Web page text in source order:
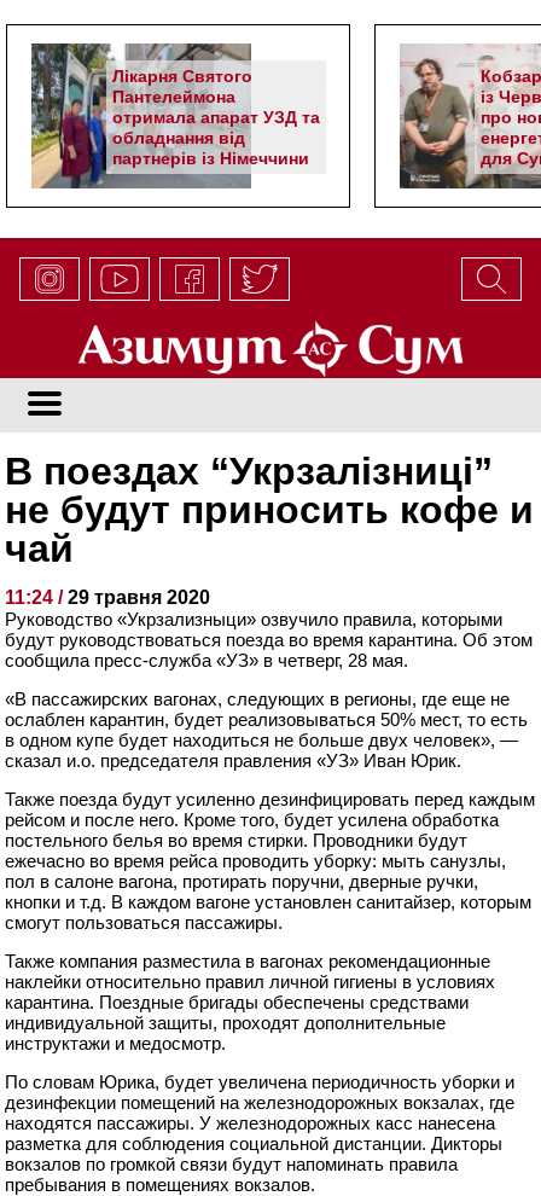
Лікарня Святого
Пантелеймона
отримала апарат УЗД та
обладнання від
партнерів із Німеччини
із
про
для
В поездах “Укрзалізниці”
не будут приносить кофе и
чай
11:24 /29 травня 2020
Руководство «Укрзализныци» озвучило правила, которыми
будут руководствоваться поезда во время карантина. Об этом
сообщила пресс-служба «УЗ» в четверг, 28 мая.
«В пассажирских вагонах, следующих в регионы, где еще не
ослаблен карантин, будет реализовываться 50% мест, то есть
в одном купе будет находиться не больше двух человек», —
сказал и.о. председателя правления «УЗ» Иван Юрик.
Также поезда будут усиленно дезинфицировать перед каждым
рейсом и после него. Кроме того, будет усилена обработка
постельного белья во время стирки. Проводники будут
ежечасно во время рейса проводить уборку: мыть санузлы,
пол в салоне вагона, протирать поручни, дверные ручки,
кнопки и т.д. В каждом вагоне установлен санитайзер, которым
смогут пользоваться пассажиры.
Также компания разместила в вагонах рекомендационные
наклейки относительно правил личной гигиены в условиях
карантина. Поездные бригады обеспечены средствами
индивидуальной защиты, проходят дополнительные
инструктажи и медосмотр.
По словам Юрика, будет увеличена периодичность уборки и
дезинфекции помещений на железнодорожных вокзалах, где
находятся пассажиры. У железнодорожных касс нанесена
разметка для соблюдения социальной дистанции. Дикторы
вокзалов по громкой связи будут напоминать правила
пребывания в помещениях вокзалов.